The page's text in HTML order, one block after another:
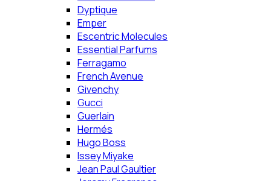
Dyptique
Emper
Escentric Molecules
Essential Parfums
Ferragamo
French Avenue
Givenchy
Gucci
Guerlain
Hermés
Hugo Boss
Issey Miyake
Jean Paul Gaultier